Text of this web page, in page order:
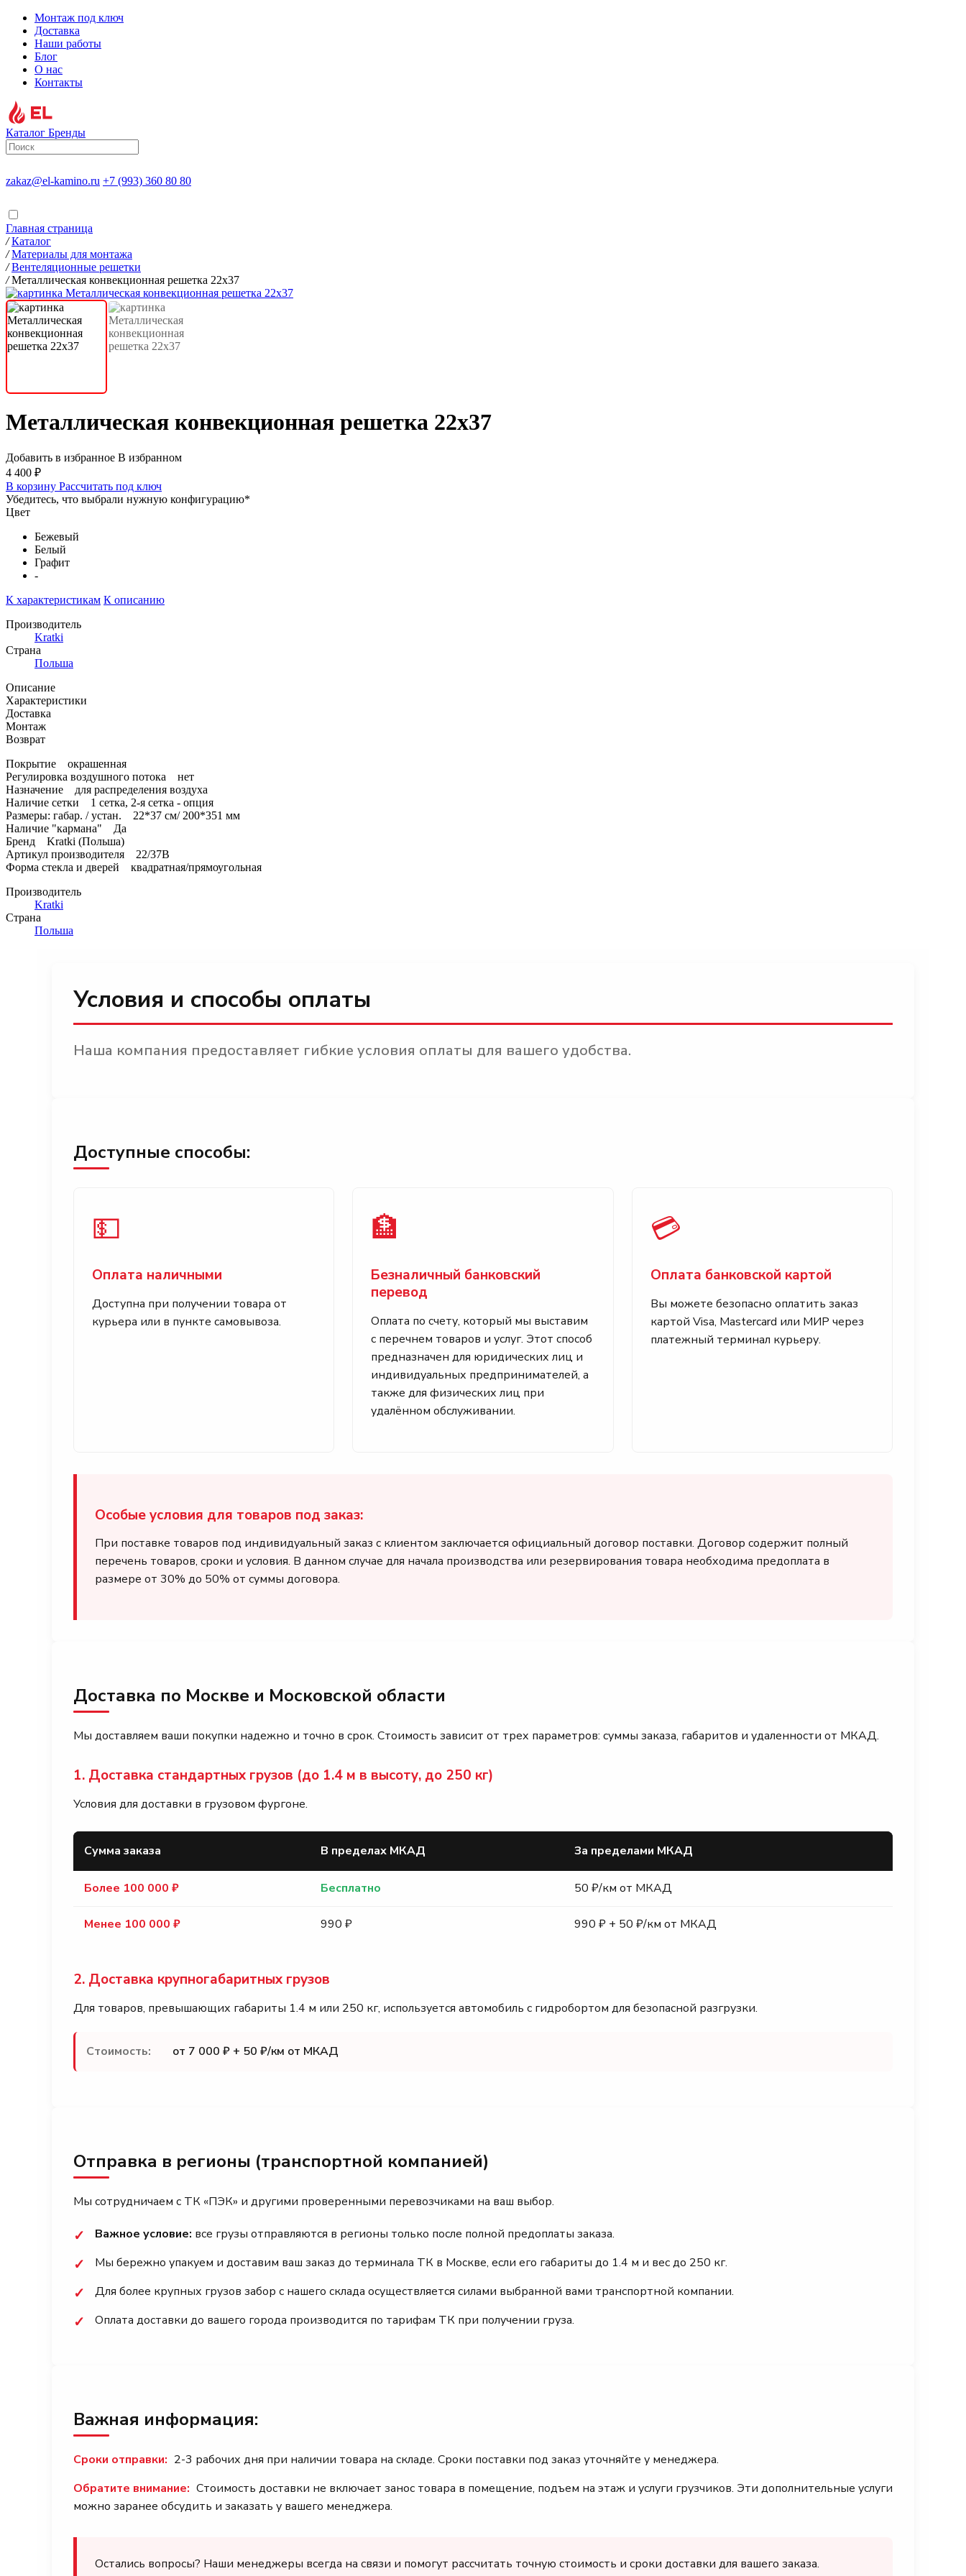
Монтаж под ключ
Доставка
Наши работы
Блог
О нас
Контакты
Каталог Бренды
zakaz@el-kamino.ru +7 (993) 360 80 80
Главная страница
/ Каталог
/ Материалы для монтажа
/ Вентеляционные решетки
/ Металлическая конвекционная решетка 22х37
Металлическая конвекционная решетка 22х37
Добавить в избранное В избранном
4 400 ₽
В корзину Рассчитать под ключ
Убедитесь, что выбрали нужную конфигурацию*
Цвет
Бежевый
Белый
Графит
-
К характеристикам К описанию
Производитель
Kratki
Страна
Польша
Описание
Характеристики
Доставка
Монтаж
Возврат
Покрытие окрашенная
Регулировка воздушного потока нет
Назначение для распределения воздуха
Наличие сетки 1 сетка, 2-я сетка - опция
Размеры: габар. / устан. 22*37 см/ 200*351 мм
Наличие "кармана" Да
Бренд Kratki (Польша)
Артикул производителя 22/37B
Форма стекла и дверей квадратная/прямоугольная
Производитель
Kratki
Страна
Польша
Условия и способы оплаты
Наша компания предоставляет гибкие условия оплаты для вашего удобства.
Доступные способы:
💵
Оплата наличными
Доступна при получении товара от
курьера или в пункте самовывоза.
🏦
Безналичный банковский
перевод
Оплата по счету, который мы выставим
с перечнем товаров и услуг. Этот способ
предназначен для юридических лиц и
индивидуальных предпринимателей, а
также для физических лиц при
удалённом обслуживании.
💳
Оплата банковской картой
Вы можете безопасно оплатить заказ
картой Visa, Mastercard или МИР через
платежный терминал курьеру.
Особые условия для товаров под заказ:
При поставке товаров под индивидуальный заказ с клиентом заключается официальный договор поставки. Договор содержит полный
перечень товаров, сроки и условия. В данном случае для начала производства или резервирования товара необходима предоплата в
размере от 30% до 50% от суммы договора.
Доставка по Москве и Московской области
Мы доставляем ваши покупки надежно и точно в срок. Стоимость зависит от трех параметров: суммы заказа, габаритов и удаленности от МКАД.
1. Доставка стандартных грузов (до 1.4 м в высоту, до 250 кг)
Условия для доставки в грузовом фургоне.
Сумма заказа В пределах МКАД За пределами МКАД
Более 100 000 ₽ Бесплатно 50 ₽/км от МКАД
Менее 100 000 ₽ 990 ₽ 990 ₽ + 50 ₽/км от МКАД
2. Доставка крупногабаритных грузов
Для товаров, превышающих габариты 1.4 м или 250 кг, используется автомобиль с гидробортом для безопасной разгрузки.
Стоимость: от 7 000 ₽ + 50 ₽/км от МКАД
Отправка в регионы (транспортной компанией)
Мы сотрудничаем с ТК «ПЭК» и другими проверенными перевозчиками на ваш выбор.
✓ Важное условие: все грузы отправляются в регионы только после полной предоплаты заказа.
✓ Мы бережно упакуем и доставим ваш заказ до терминала ТК в Москве, если его габариты до 1.4 м и вес до 250 кг.
✓ Для более крупных грузов забор с нашего склада осуществляется силами выбранной вами транспортной компании.
✓ Оплата доставки до вашего города производится по тарифам ТК при получении груза.
Важная информация:
Сроки отправки: 2-3 рабочих дня при наличии товара на складе. Сроки поставки под заказ уточняйте у менеджера.
Обратите внимание: Стоимость доставки не включает занос товара в помещение, подъем на этаж и услуги грузчиков. Эти дополнительные услуги
можно заранее обсудить и заказать у вашего менеджера.
Остались вопросы? Наши менеджеры всегда на связи и помогут рассчитать точную стоимость и сроки доставки для вашего заказа.